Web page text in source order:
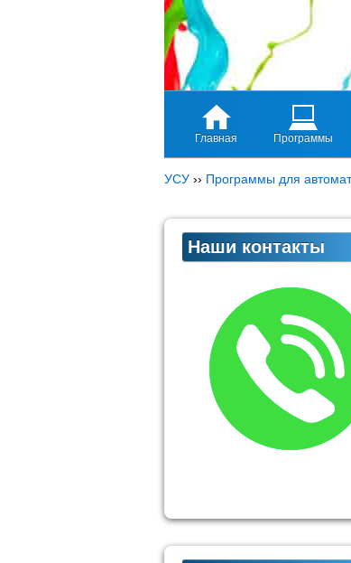
Главная Программы
УСУ ›› Программы для
Наши контакты